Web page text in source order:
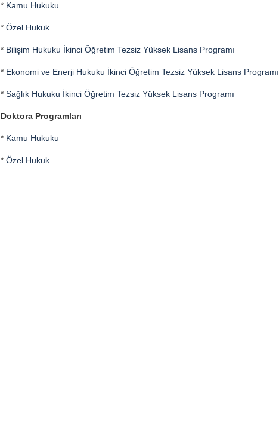
* Kamu Hukuku
* Özel Hukuk
* Bilişim Hukuku İkinci Öğretim Tezsiz Yüksek Lisans Programı
* Ekonomi ve Enerji Hukuku İkinci Öğretim Tezsiz Yüksek Lisans Programı
* Sağlık Hukuku İkinci Öğretim Tezsiz Yüksek Lisans Programı
Doktora Programları
* Kamu Hukuku
* Özel Hukuk